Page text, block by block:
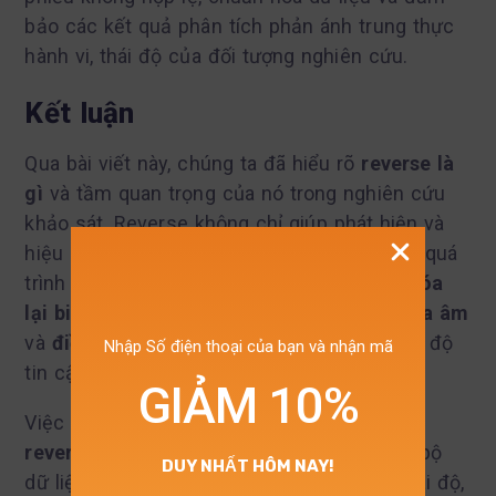
bảo các kết quả phân tích phản ánh trung thực
hành vi, thái độ của đối tượng nghiên cứu.
Kết luận
Qua bài viết này, chúng ta đã hiểu rõ reverse là
gì và tầm quan trọng của nó trong nghiên cứu
khảo sát. Reverse không chỉ giúp phát hiện và
hiệu chỉnh sai lệch khảo sát, mà còn hỗ trợ quá
trình
mã hóa
lại biến trong SPSS
các mục có khóa âm
và điều chỉnh Cronbach Alpha để nâng cao độ
tin cậy của thang đo.
Việc nắm vững và áp dụng đúng kỹ thuật
reverse
sẽ giúp các nhà nghiên cứu tạo ra bộ
dữ liệu đáng tin cậy, phản ánh chính xác thái độ,
Nhập Số điện thoại của bạn và nhận mã
GIẢM 10%
DUY NHẤT HÔM NAY!